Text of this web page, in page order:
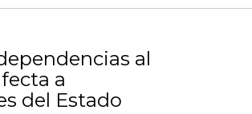
al
a
del Estado